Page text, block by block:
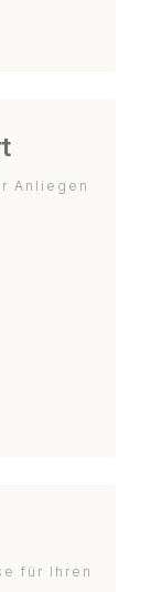
Anliegen
für Ihren